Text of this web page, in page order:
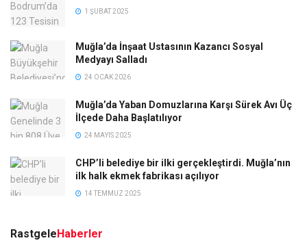
1 ŞUBAT 2025
Muğla’da İnşaat Ustasının Kazancı Sosyal
Medyayı Salladı
24 OCAK 2026
Muğla’da Yaban Domuzlarına Karşı Sürek Avı Üç
İlçede Daha Başlatılıyor
24 MAYIS 2025
CHP’li belediye bir ilki gerçekleştirdi. Muğla’nın
ilk halk ekmek fabrikası açılıyor
14 TEMMUZ 2025
RastgeleHaberler